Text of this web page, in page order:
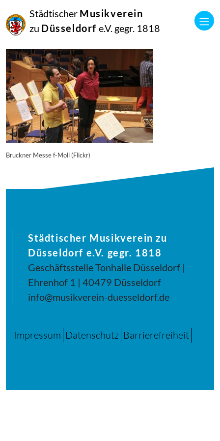
Städtischer Musikverein
zu Düsseldorf e.V. gegr. 1818
September
2014
Manfred Hill
Bruckner Messe f-Moll (Flickr)
Städtischer Musikverein zu
Düsseldorf e.V. gegr. 1818
Geschäftsstelle Tonhalle Düsseldorf |
Ehrenhof 1 | 40479 Düsseldorf
info@musikverein-duesseldorf.de
Impressum Datenschutz Barrierefreiheit